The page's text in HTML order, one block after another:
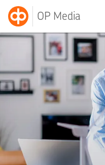
OP Media